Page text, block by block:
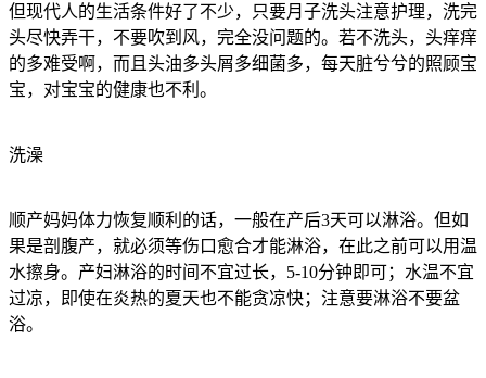
但现代人的生活条件好了不少，只要月子洗头注意护理，洗完
头尽快弄干，不要吹到风，完全没问题的。若不洗头，头痒痒
的多难受啊，而且头油多头屑多细菌多，每天脏兮兮的照顾宝
宝，对宝宝的健康也不利。
洗澡
顺产妈妈体力恢复顺利的话，一般在产后3天可以淋浴。但如
果是剖腹产，就必须等伤口愈合才能淋浴，在此之前可以用温
水擦身。产妇淋浴的时间不宜过长，5-10分钟即可；水温不宜
过凉，即使在炎热的夏天也不能贪凉快；注意要淋浴不要盆
浴。